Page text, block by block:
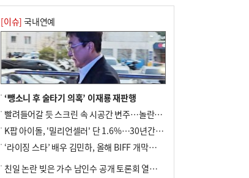
10 [2026 부산청소년극지체험탐험대 현장르
포] 2회 : 하늘에서 만난 얼음의 나라
[이슈] 국내연예
‘뺑소니 후 술타기 의혹’ 이재룡 재판행
빨려들어갈 듯 스크린 속 시공간 변주…놀란의 메시지는 ‘전쟁 속죄’
K팝 아이돌, '밀리언셀러' 단 1.6%…30년간 등장 1182개팀 전수조사
‘라이징 스타’ 배우 김민하, 올해 BIFF 개막식 사회자 확정
친일 논란 빚은 가수 남인수 공개 토론회 열린다.